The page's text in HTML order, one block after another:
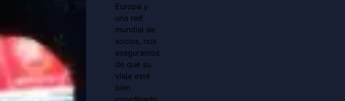
Europa y
una red
mundial de
socios, nos
aseguramos
de que su
viaje esté
bien
coordinado